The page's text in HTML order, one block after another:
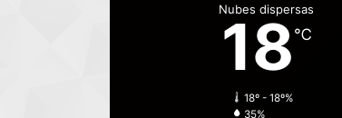
Nubes dispersas
18 ℃
18º - 18º%
35%